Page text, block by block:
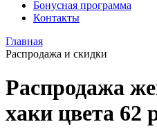
Бонусная программа
Контакты
Главная
Распродажа и скидки
Распродажа
хаки цвета 62